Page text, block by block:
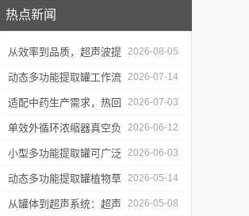
热点新闻
从效率到品质，超声波提
取罐的实用价值梳理
2026-08-05
动态多功能提取罐工作流
程与核心优势解析
2026-07-14
适配中药生产需求，热回
流提取浓缩机组的应用优
势解析
2026-07-03
单效外循环浓缩器真空负
压蒸发技术的核心亮点解
析
2026-06-12
小型多功能提取罐可广泛
应用于哪些行业？
2026-06-03
动态多功能提取罐植物草
本精华萃取成套工艺流程
2026-05-14
从罐体到超声系统：超声 2026-05-08